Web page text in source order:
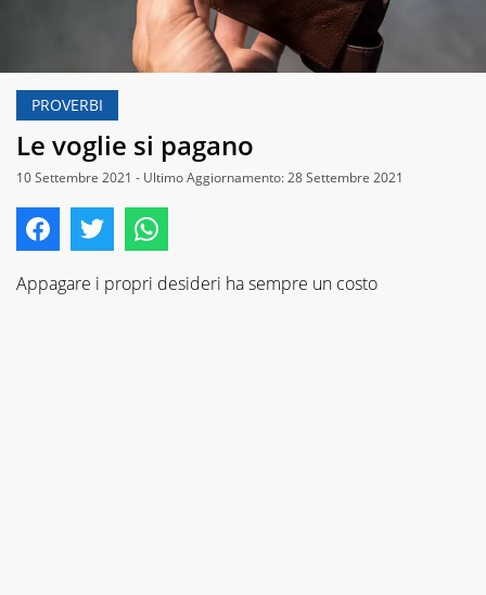
PROVERBI
Le voglie si pagano
10 Settembre 2021 - Ultimo Aggiornamento: 28 Settembre 2021
Appagare i propri desideri ha sempre un costo